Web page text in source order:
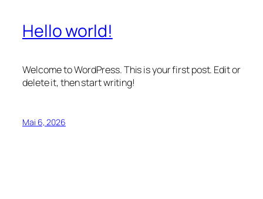
Hello world!
Welcome to WordPress. This is your first post. Edit or
delete it, then start writing!
Mai 6, 2026